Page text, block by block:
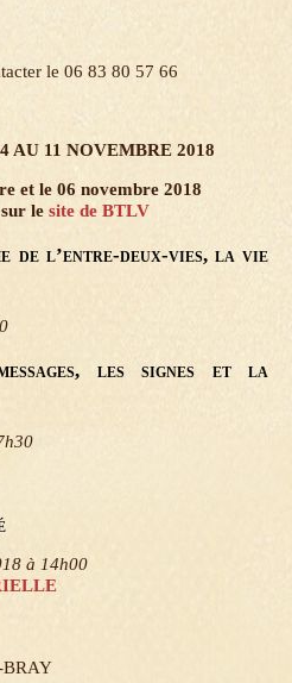
le 06 83 80 57 66
AU 11 NOVEMBRE 2018
et le 06 novembre 2018
le site de BTLV
de l’entre-deux-vies, la vie
les signes et la
à 14h00
BRAY